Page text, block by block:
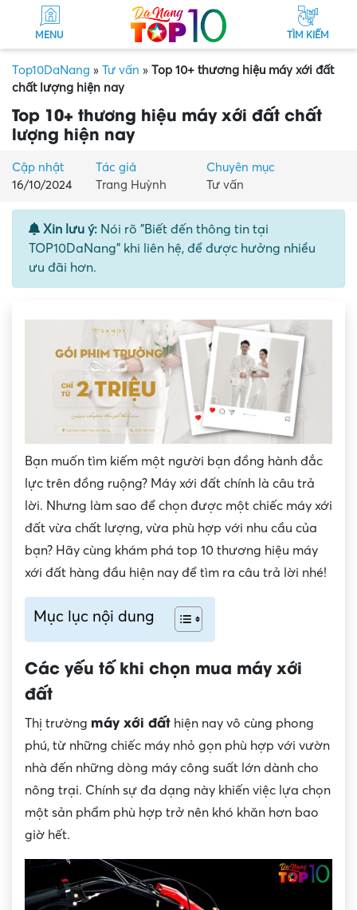
MENU TÌM KIẾM
Top10DaNang » Tư vấn » Top 10+ thương hiệu máy xới đất
chất lượng hiện nay
Top 10+ thương hiệu máy xới đất chất
lượng hiện nay
Cập nhật
16/10/2024
Tác giả
Trang Huỳnh
Chuyên mục
Tư vấn
Xin lưu ý: Nói rõ "Biết đến thông tin tại
TOP10DaNang" khi liên hệ, để được hưởng nhiều
ưu đãi hơn.
Bạn muốn tìm kiếm một người bạn đồng hành đắc
lực trên đồng ruộng? Máy xới đất chính là câu trả
lời. Nhưng làm sao để chọn được một chiếc máy xới
đất vừa chất lượng, vừa phù hợp với nhu cầu của
bạn? Hãy cùng khám phá top 10 thương hiệu máy
xới đất hàng đầu hiện nay để tìm ra câu trả lời nhé!
Mục lục nội dung
Các yếu tố khi chọn mua máy xới
đất
Thị trường máy xới đất hiện nay vô cùng phong
phú, từ những chiếc máy nhỏ gọn phù hợp với vườn
nhà đến những dòng máy công suất lớn dành cho
nông trại. Chính sự đa dạng này khiến việc lựa chọn
một sản phẩm phù hợp trở nên khó khăn hơn bao
giờ hết.